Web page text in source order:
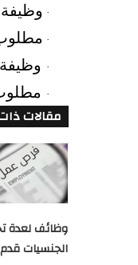
·
·
·
·
مقالات
الجنسيات